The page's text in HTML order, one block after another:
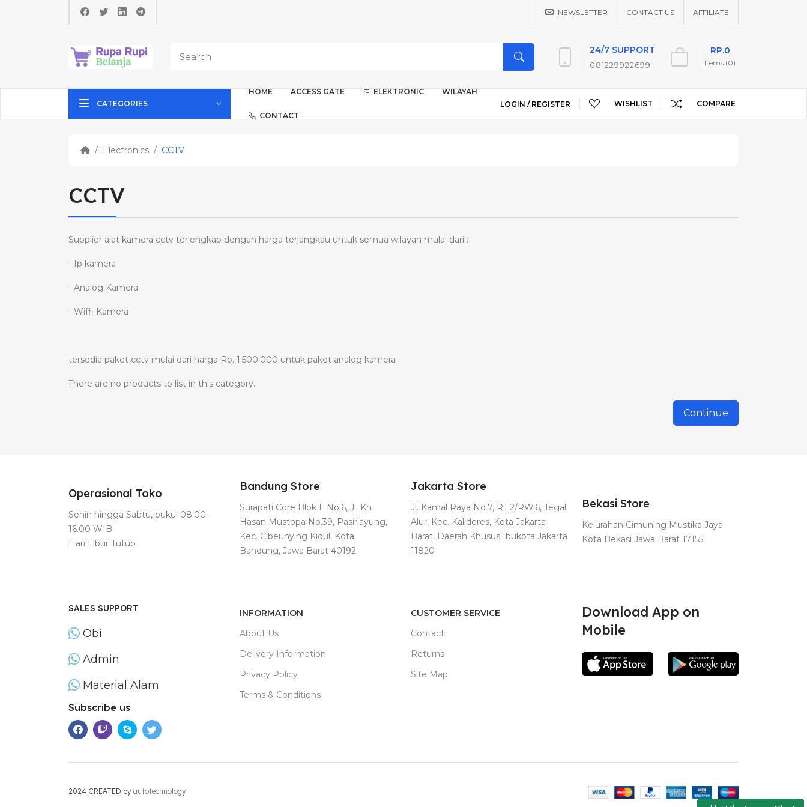
NEWSLETTER CONTACT US AFFILIATE
24/7 SUPPORT
081229922699 Items (0)
RP.0
CATEGORIES
HOME ACCESS GATE ELEKTRONIC WILAYAH
CONTACT
LOGIN / REGISTER WISHLIST COMPARE
Electronics CCTV
CCTV
Supplier alat kamera cctv terlengkap dengan harga terjangkau untuk semua wilayah mulai dari :
- Ip kamera
- Analog Kamera
- Wiffi Kamera
tersedia paket cctv mulai dari harga Rp. 1.500.000 untuk paket analog kamera
There are no products to list in this category.
Continue
Operasional Toko
Senin hingga Sabtu, pukul 08.00 -
16.00 WIB
Hari Libur Tutup
Bandung Store
Surapati Core Blok L No.6, Jl. Kh
Hasan Mustopa No.39, Pasirlayung,
Kec. Cibeunying Kidul, Kota
Bandung, Jawa Barat 40192
Jakarta Store
Jl. Kamal Raya No.7, RT.2/RW.6, Tegal
Alur, Kec. Kalideres, Kota Jakarta
Barat, Daerah Khusus Ibukota Jakarta
11820
Bekasi Store
Kelurahan Cimuning Mustika Jaya
Kota Bekasi Jawa Barat 17155
SALES SUPPORT
Obi
Admin
Material Alam
Subscribe us
INFORMATION
About Us
Delivery Information
Privacy Policy
Terms & Conditions
CUSTOMER SERVICE
Contact
Returns
Site Map
Download App on
Mobile
2024 CREATED by autotechnology.